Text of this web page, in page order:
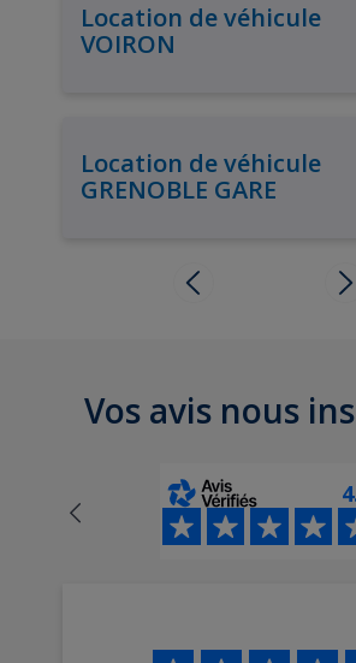
Location de véhicule
VOIRON
Location de véhicule
GRENOBLE GARE
Vos avis nous